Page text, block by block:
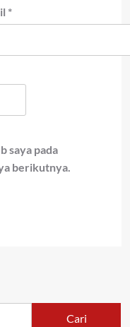
*
saya pada
berikutnya.
Cari